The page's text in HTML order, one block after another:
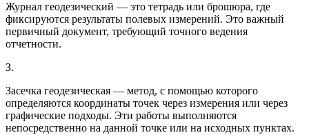
Журнал геодезический — это тетрадь или брошюра, где
фиксируются результаты полевых измерений. Это важный
первичный документ, требующий точного ведения
отчетности.
З.
Засечка геодезическая — метод, с помощью которого
определяются координаты точек через измерения или через
графические подходы. Эти работы выполняются
непосредственно на данной точке или на исходных пунктах.